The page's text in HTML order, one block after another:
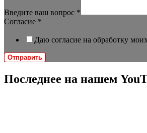
Введите ваш вопрос *
Согласие *
Даю согласие на обработку
Отправить
Последнее на нашем